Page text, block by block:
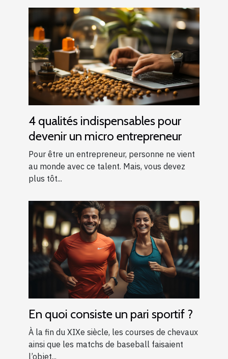
4 qualités indispensables pour
devenir un micro entrepreneur
Pour être un entrepreneur, personne ne vient
au monde avec ce talent. Mais, vous devez
plus tôt...
En quoi consiste un pari sportif ?
À la fin du XIXe siècle, les courses de chevaux
ainsi que les matchs de baseball faisaient
l’objet...